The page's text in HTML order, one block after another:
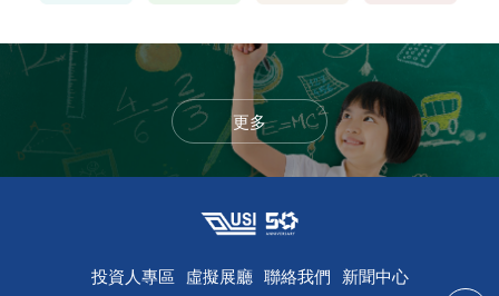
更多
投資人專區 虛擬展廳 聯絡我們 新聞中心